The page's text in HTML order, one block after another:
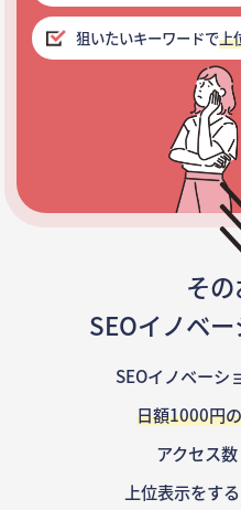
狙いたいキーワードで上
そ
SEOイノベ
SEOイノベーシ
日額1000円
アクセス
上位表示をす